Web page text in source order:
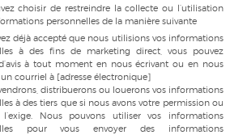
choisir de restreindre la collecte ou l’utilisation
personnelles de la manière suivante
déjà accepté que nous utilisions vos informations
à des fins de marketing direct, vous pouvez
à tout moment en nous écrivant ou en nous
courriel à [adresse électronique]
distribuerons ou louerons vos informations
à des tiers que si nous avons votre permission ou
Nous pouvons utiliser vos informations
pour vous envoyer des informations